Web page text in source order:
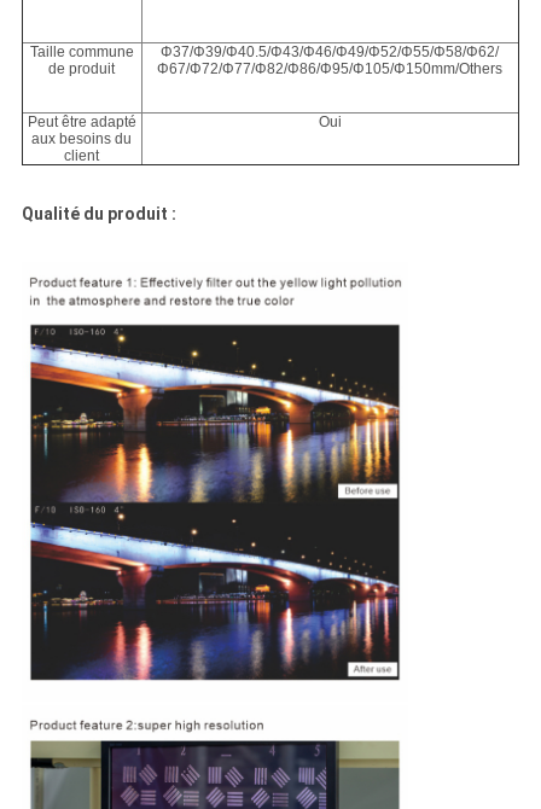
Taille commune
de produit
Φ37/Φ39/Φ40.5/Φ43/Φ46/Φ49/Φ52/Φ55/Φ58/Φ62/
Φ67/Φ72/Φ77/Φ82/Φ86/Φ95/Φ105/Φ150mm/Others
Peut être adapté
aux besoins du
client
Oui
Qualité du produit :